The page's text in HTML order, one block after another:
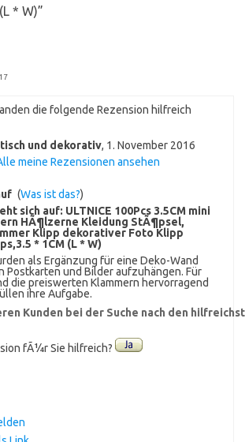
* W)”
die folgende Rezension hilfreich
und dekorativ, 1. November 2016
meine Rezensionen ansehen
(Was ist das?)
sich auf: ULTNICE 100Pcs 3.5CM mini
HÃ¶lzerne Kleidung StÃ¶psel,
Klipp dekorativer Foto Klipp
* 1CM (L * W)
als Ergänzung für eine Deko-Wand
Postkarten und Bilder aufzuhängen. Für
die preiswerten Klammern hervorragend
ihre Aufgabe.
Kunden bei der Suche nach den
fÃ¼r Sie hilfreich?